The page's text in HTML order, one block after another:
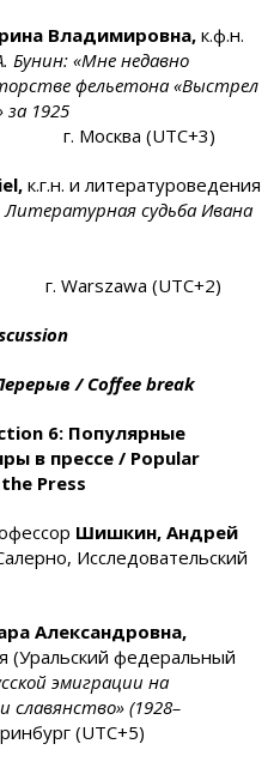
Владимировна,к.ф.н.
Бунин: «Мне недавно
фельетона «Выстрел
1925
(UTC+3)
к.г.н. и литературоведения
Литературная судьба Ивана
(UTC+2)
/ Coffee break
6: Популярные
в прессе / Popular
Press
Шишкин, Андрей
Исследовательский
Александровна,
(Уральский федеральный
эмиграции на
славянство» (1928–
(UTC+5)